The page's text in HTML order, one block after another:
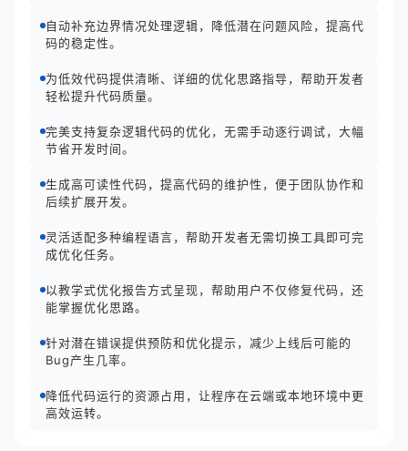
自动补充边界情况处理逻辑，降低潜在问题风险，提高代
码的稳定性。
为低效代码提供清晰、详细的优化思路指导，帮助开发者
轻松提升代码质量。
完美支持复杂逻辑代码的优化，无需手动逐行调试，大幅
节省开发时间。
生成高可读性代码，提高代码的维护性，便于团队协作和
后续扩展开发。
灵活适配多种编程语言，帮助开发者无需切换工具即可完
成优化任务。
以教学式优化报告方式呈现，帮助用户不仅修复代码，还
能掌握优化思路。
针对潜在错误提供预防和优化提示，减少上线后可能的
Bug产生几率。
降低代码运行的资源占用，让程序在云端或本地环境中更
高效运转。